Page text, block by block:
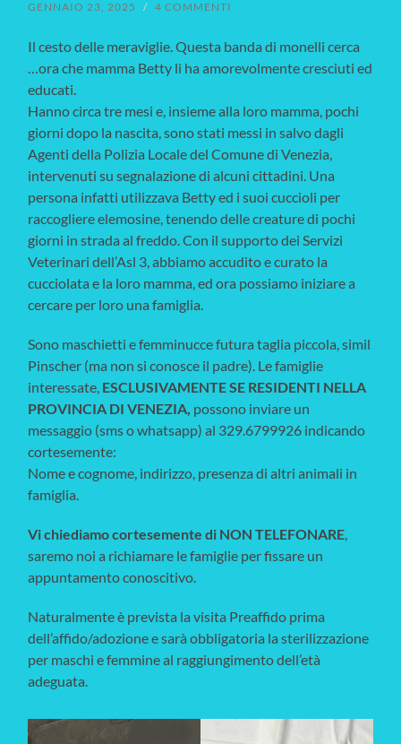
GENNAIO 23, 2025 / 4 COMMENTI
Il cesto delle meraviglie. Questa banda di monelli cerca
…ora che mamma Betty li ha amorevolmente cresciuti ed
educati.
Hanno circa tre mesi e, insieme alla loro mamma, pochi
giorni dopo la nascita, sono stati messi in salvo dagli
Agenti della Polizia Locale del Comune di Venezia,
intervenuti su segnalazione di alcuni cittadini. Una
persona infatti utilizzava Betty ed i suoi cuccioli per
raccogliere elemosine, tenendo delle creature di pochi
giorni in strada al freddo. Con il supporto dei Servizi
Veterinari dell’Asl 3, abbiamo accudito e curato la
cucciolata e la loro mamma, ed ora possiamo iniziare a
cercare per loro una famiglia.
Sono maschietti e femminucce futura taglia piccola, simil
Pinscher (ma non si conosce il padre). Le famiglie
interessate, ESCLUSIVAMENTE SE RESIDENTI NELLA
PROVINCIA DI VENEZIA, possono inviare un
messaggio (sms o whatsapp) al 329.6799926 indicando
cortesemente:
Nome e cognome, indirizzo, presenza di altri animali in
famiglia.
Vi chiediamo cortesemente di NON TELEFONARE,
saremo noi a richiamare le famiglie per fissare un
appuntamento conoscitivo.
Naturalmente è prevista la visita Preaffido prima
dell’affido/adozione e sarà obbligatoria la sterilizzazione
per maschi e femmine al raggiungimento dell’età
adeguata.